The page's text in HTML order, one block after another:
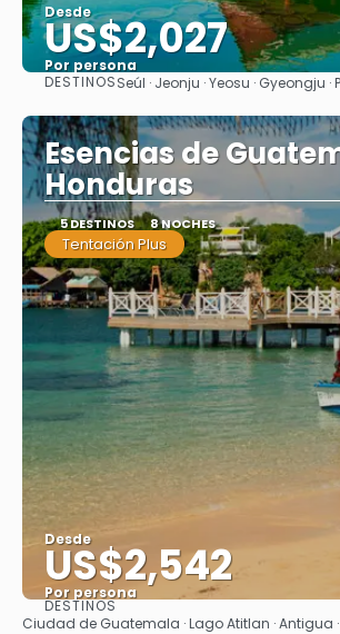
Desde
US$2,027
Por persona
Ver
DESTINOSSeúl · Jeonju · Yeosu · Gyeongju
Esencias de
Honduras
5 DESTINOS 8 NOCHES
Tentación Plus
Desde
US$2,542
Por persona
Ver
DESTINOS
Ciudad de Guatemala · Lago Atitlan · Antigua